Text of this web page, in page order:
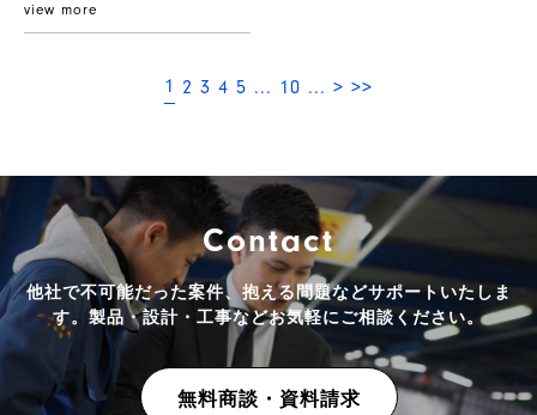
view more
1 2 3 4 5 ... 10 ... > >>
Contact
他社で不可能だった案件、抱える問題などサポートいたしま
す。 製品・設計・工事などお気軽にご相談ください。
無料商談・資料請求